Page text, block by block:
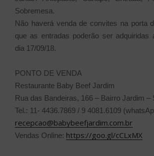
Sobremesa.
Não haverá venda de convites na porta
que as entradas poderão ser adquiridas
dia 17/09/18.
PONTO DE VENDA
Restaurante Baby Beef Jardim
Rua das Bandeiras, 166 – Bairro Jardim –
Tel.: 11- 4436.7869 / 9 4081.6109
recepcao@babybeefjardim.com.br
Vendas Online: https://goo.gl/cCLxMX